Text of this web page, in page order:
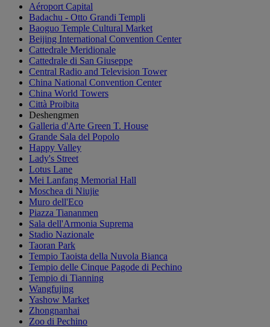
Aéroport Capital
Badachu - Otto Grandi Templi
Baoguo Temple Cultural Market
Beijing International Convention Center
Cattedrale Meridionale
Cattedrale di San Giuseppe
Central Radio and Television Tower
China National Convention Center
China World Towers
Città Proibita
Deshengmen
Galleria d'Arte Green T. House
Grande Sala del Popolo
Happy Valley
Lady's Street
Lotus Lane
Mei Lanfang Memorial Hall
Moschea di Niujie
Muro dell'Eco
Piazza Tiananmen
Sala dell'Armonia Suprema
Stadio Nazionale
Taoran Park
Tempio Taoista della Nuvola Bianca
Tempio delle Cinque Pagode di Pechino
Tempio di Tianning
Wangfujing
Yashow Market
Zhongnanhai
Zoo di Pechino